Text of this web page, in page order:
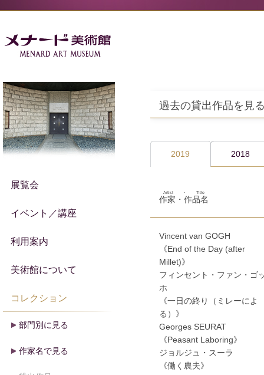
過去の貸出作品を見
2019 2018
作家・作品名
Artist・Title
Vincent van GOGH
《End of the Day (after
Millet)》
フィンセント・ファン・ゴ
ホ
《一日の終り（ミレーによ
る）》
Georges SEURAT
《Peasant Laboring》
ジョルジュ・スーラ
《働く農夫》
展覧会
イベント／講座
利用案内
美術館について
コレクション
部門別に見る
作家名で見る